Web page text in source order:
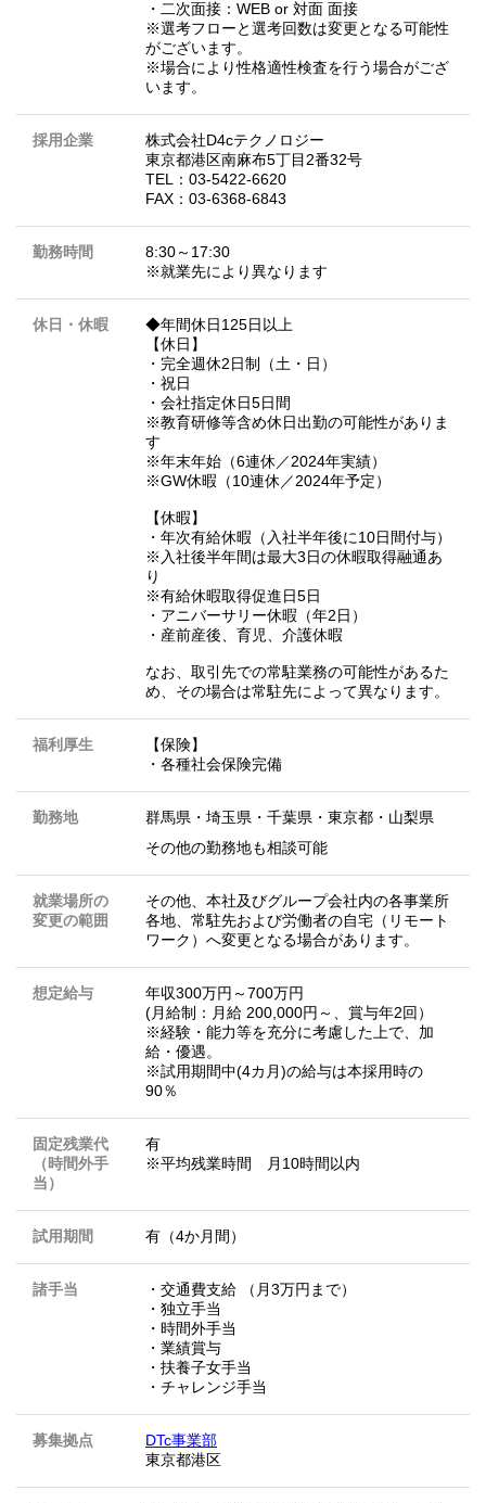
・二次面接：WEB or 対面 面接
※選考フローと選考回数は変更となる可能性
がございます。
※場合により性格適性検査を行う場合がござ
います。
採用企業
株式会社D4cテクノロジー
東京都港区南麻布5丁目2番32号
TEL：03-5422-6620
FAX：03-6368-6843
勤務時間
8:30～17:30
※就業先により異なります
休日・休暇
◆年間休日125日以上
【休日】
・完全週休2日制（土・日）
・祝日
・会社指定休日5日間
※教育研修等含め休日出勤の可能性がありま
す
※年末年始（6連休／2024年実績）
※GW休暇（10連休／2024年予定）
【休暇】
・年次有給休暇（入社半年後に10日間付与）
※入社後半年間は最大3日の休暇取得融通あ
り
※有給休暇取得促進日5日
・アニバーサリー休暇（年2日）
・産前産後、育児、介護休暇
なお、取引先での常駐業務の可能性があるた
め、その場合は常駐先によって異なります。
福利厚生
【保険】
・各種社会保険完備
勤務地 群馬県 ・ 埼玉県 ・ 千葉県 ・ 東京都 ・ 山梨県
その他の勤務地も相談可能
就業場所の
変更の範囲
その他、本社及びグループ会社内の各事業所
各地、常駐先および労働者の自宅（リモート
ワーク）へ変更となる場合があります。
想定給与
年収300万円～700万円
(月給制：月給 200,000円～、賞与年2回）
※経験・能力等を充分に考慮した上で、加
給・優遇。
※試用期間中(4カ月)の給与は本採用時の
90％
固定残業代
（時間外手
当）
有
※平均残業時間 月10時間以内
試用期間 有（4か月間）
諸手当
・交通費支給 （月3万円まで）
・独立手当
・時間外手当
・業績賞与
・扶養子女手当
・チャレンジ手当
募集拠点
DTc事業部
東京都港区